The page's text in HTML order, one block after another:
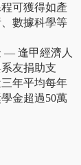
可獲得如產
數據科學等
— 逢甲經濟人
友捐助支
年平均每年
金超過50萬